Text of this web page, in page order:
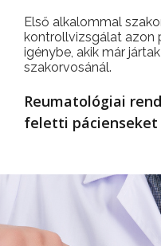
Első alkalommal
kontrollvizsgálat azon
igénybe, akik már
szakorvosánál.
Reumatológiai
feletti pácienseket